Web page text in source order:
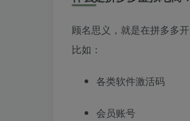
顾名思义，就是在拼多多
比如：
各类软件激活码
会员账号